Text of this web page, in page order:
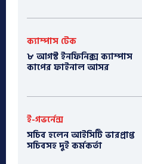
ক্যাম্পাস টেক
৮ আগস্ট ইনফিনিক্স ক্যাম্পাস
কাপের ফাইনাল আসর
ই-গভর্নেন্স
সচিব হলেন আইসিটি ভারপ্রাপ্ত
সচিবসহ দুই কর্মকর্তা